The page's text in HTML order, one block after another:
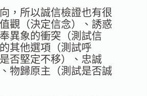
，所以誠信檢證也有很
觀（決定信念）、誘惑
異象的衝突（測試信
其他選項（測試呼
否堅定不移）、忠誠
物歸原主（測試是否誠